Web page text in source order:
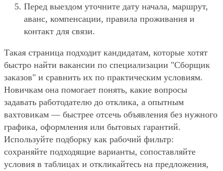
Перед выездом уточните дату начала, маршрут,
аванс, компенсации, правила проживания и
контакт для связи.
Такая страница подходит кандидатам, которые хотят
быстро найти вакансии по специализации "Сборщик
заказов" и сравнить их по практическим условиям.
Новичкам она помогает понять, какие вопросы
задавать работодателю до отклика, а опытным
вахтовикам — быстрее отсечь объявления без нужного
графика, оформления или бытовых гарантий.
Используйте подборку как рабочий фильтр:
сохраняйте подходящие варианты, сопоставляйте
условия в таблицах и откликайтесь на предложения,